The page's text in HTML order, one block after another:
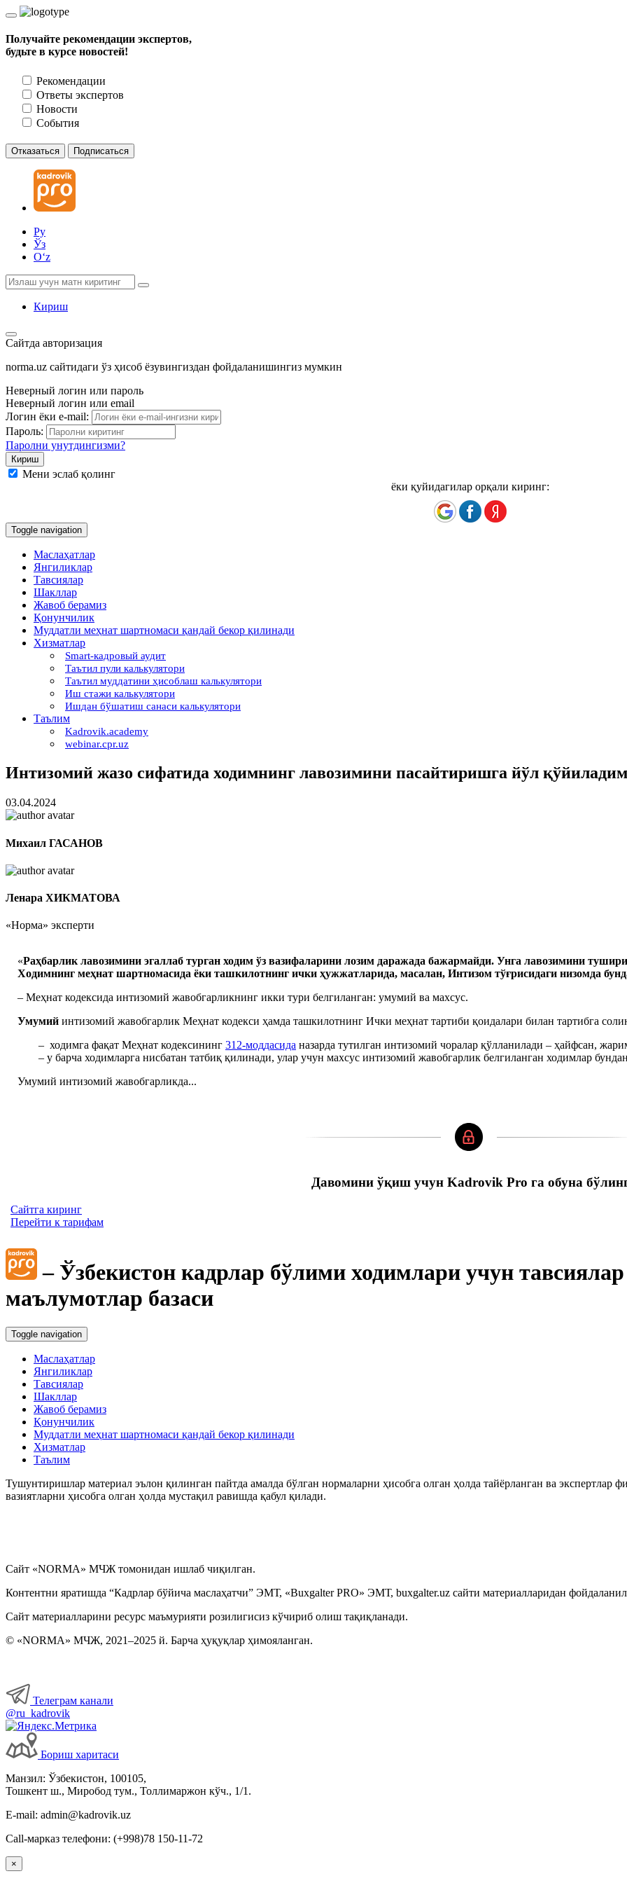
Получайте рекомендации экспертов,
будьте в курсе новостей!
Рекомендации
Ответы экспертов
Новости
События
Отказаться Подписаться
Ру
Ўз
Oʻz
Кириш
Сайтда авторизация
norma.uz сайтидаги ўз ҳисоб ёзувингиздан фойдаланишингиз мумкин
Неверный логин или пароль
Неверный логин или email
Логин ёки e-mail:
Пароль:
Паролни унутдингизми?
Мени эслаб қолинг
ёки қуйидагилар орқали киринг:
Toggle navigation
Маслаҳатлар
Янгиликлар
Тавсиялар
Шакллар
Жавоб берамиз
Қонунчилик
Муддатли меҳнат шартномаси қандай бекор қилинади
Хизматлар
Smart-кадровый аудит
Таътил пули калькулятори
Таътил муддатини ҳисоблаш калькулятори
Иш стажи калькулятори
Ишдан бўшатиш санаси калькулятори
Таълим
Kadrovik.academy
webinar.cpr.uz
Интизомий жазо сифатида ходимнинг лавозимини пасайтиришга йўл
03.04.2024
Михаил ГАСАНОВ
Ленара ХИКМАТОВА
«Норма» эксперти
«Раҳбарликлавозимини эгаллаб турган ходим ўз вазифаларини лозим даражада бажармайди. Унга лавозимини
Ходимнинг меҳнат шартномасида ёки ташкилотнинг ички ҳужжатларида, масалан, Интизом тўғрисидаги низомда
– Меҳнат кодексида интизомий жавобгарликнинг икки тури белгиланган: умумий ва махсус.
Умумий интизомий жавобгарлик Меҳнат кодекси ҳамда ташкилотнинг Ички меҳнат тартиби қоидалари билан тартибга
– ходимга фақат Меҳнат кодексининг 312-моддасида назарда тутилган интизомий чоралар қўлланилади – ҳайфсан,
– у барча ходимларга нисбатан татбиқ қилинади, улар учун махсус интизомий жавобгарлик белгиланган ходимлар
Умумий интизомий жавобгарликда...
Давомини ўқиш учун Kadrovik Pro га обуна
Сайтга киринг
Перейти к тарифам
– Ўзбекистон кадрлар бўлими ходимлари учун
маълумотлар базаси
Toggle navigation
Маслаҳатлар
Янгиликлар
Тавсиялар
Шакллар
Жавоб берамиз
Қонунчилик
Муддатли меҳнат шартномаси қандай бекор қилинади
Хизматлар
Таълим
Тушунтиришлар материал эълон қилинган пайтда амалда бўлган нормаларни ҳисобга олган ҳолда тайёрланган ва
вазиятларни ҳисобга олган ҳолда мустақил равишда қабул қилади.
Сайт «NORMA» МЧЖ томонидан ишлаб чиқилган.
Контентни яратишда “Кадрлар бўйича маслаҳатчи” ЭМТ, «Buxgalter PRO» ЭМТ, buxgalter.uz сайти материалларидан
Сайт материалларини ресурс маъмурияти розилигисиз кўчириб олиш тақиқланади.
© «NORMA» МЧЖ, 2021–2025 й. Барча ҳуқуқлар ҳимояланган.
Телеграм канали
@ru_kadrovik
Бориш харитаси
Манзил: Ўзбекистон, 100105,
Тошкент ш., Миробод тум., Толлимаржон кўч., 1/1.
E-mail: admin@kadrovik.uz
Call-марказ телефони: (+998)78 150-11-72
×